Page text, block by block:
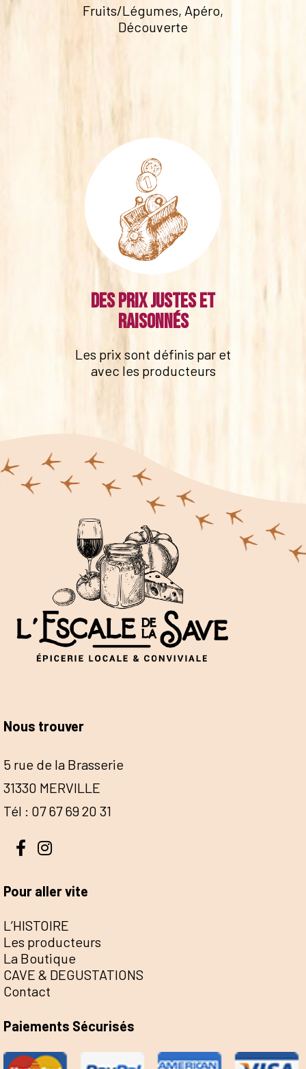
Fruits/Légumes, Apéro,
Découverte
Des prix justes et
raisonnés
Les prix sont définis par et
avec les producteurs
Nous trouver
5 rue de la Brasserie
31330 MERVILLE
Tél : 07 67 69 20 31
Pour aller vite
L’HISTOIRE
Les producteurs
La Boutique
CAVE & DEGUSTATIONS
Contact
Paiements Sécurisés